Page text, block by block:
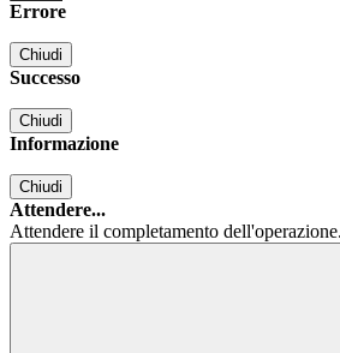
Errore
Chiudi
Successo
Chiudi
Informazione
Chiudi
Attendere...
Attendere il completamento